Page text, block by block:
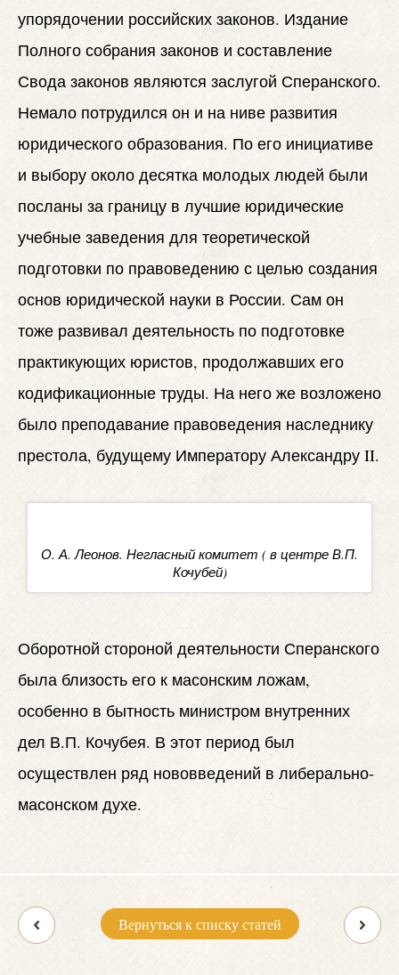
упорядочении российских законов. Издание
Полного собрания законов и составление
Свода законов являются заслугой Сперанского.
Немало потрудился он и на ниве развития
юридического образования. По его инициативе
и выбору около десятка молодых людей были
посланы за границу в лучшие юридические
учебные заведения для теоретической
подготовки по правоведению с целью создания
основ юридической науки в России. Сам он
тоже развивал деятельность по подготовке
практикующих юристов, продолжавших его
кодификационные труды. На него же возложено
было преподавание правоведения наследнику
престола, будущему Императору Александру II.
О. А. Леонов. Негласный комитет ( в центре В.П.
Кочубей)
Оборотной стороной деятельности Сперанского
была близость его к масонским ложам,
особенно в бытность министром внутренних
дел В.П. Кочубея. В этот период был
осуществлен ряд нововведений в либерально-
масонском духе.
Вернуться к списку статей